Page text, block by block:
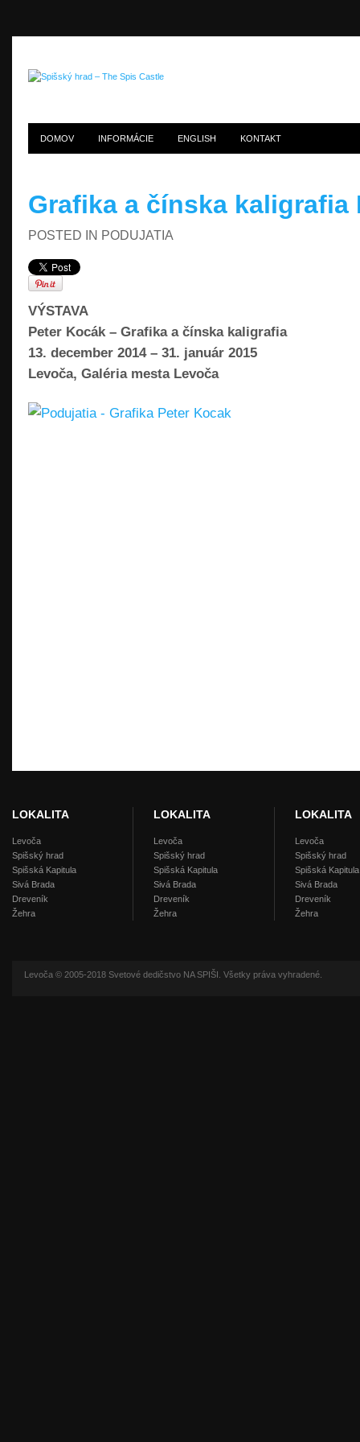
DOMOV INFORMÁCIE ENGLISH KONTAKT
Grafika a čínska kaligrafia
POSTED IN PODUJATIA
VÝSTAVA
Peter Kocák – Grafika a čínska kaligrafia
13. december 2014 – 31. január 2015
Levoča, Galéria mesta Levoča
LOKALITA
Levoča
Spišský hrad
Spišská Kapitula
Sivá Brada
Dreveník
Žehra
LOKALITA
Levoča
Spišský hrad
Spišská Kapitula
Sivá Brada
Dreveník
Žehra
LOKALITA
Levoča
Spišský hrad
Spišská Kapitula
Sivá Brada
Dreveník
Žehra
Levoča © 2005-2018 Svetové dedičstvo NA SPIŠI. Všetky práva vyhradené.